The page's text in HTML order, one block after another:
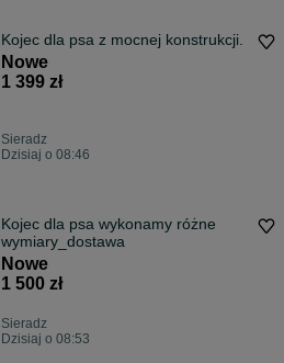
Kojec dla psa z mocnej konstrukcji.
Nowe
1 399 zł
Sieradz
Dzisiaj o 08:46
Kojec dla psa wykonamy różne
wymiary_dostawa
Nowe
1 500 zł
Sieradz
Dzisiaj o 08:53